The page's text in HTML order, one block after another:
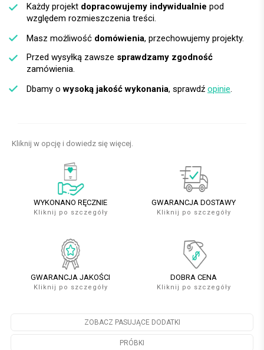
Każdy projekt dopracowujemy indywidualnie pod
względem rozmieszczenia treści.
Masz możliwość domówienia, przechowujemy projekty.
Przed wysyłką zawsze sprawdzamy zgodność
zamówienia.
Dbamy owysoką jakość wykonania, sprawdź opinie
Kliknij w opcję i dowiedz się więcej.
WYKONANO RĘCZNIE
Kliknij po szczegóły
GWARANCJA DOSTAWY
Kliknij po szczegóły
GWARANCJA JAKOŚCI
Kliknij po szczegóły
DOBRA CENA
Kliknij po szczegóły
ZOBACZ PASUJĄCE DODATKI
PRÓBKI